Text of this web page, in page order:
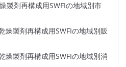
製剤再構成用SWFIの地域別市
燥製剤再構成用SWFIの地域別販
燥製剤再構成用SWFIの地域別消